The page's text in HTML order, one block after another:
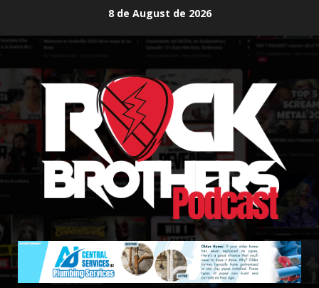
content
8 de August de 2026